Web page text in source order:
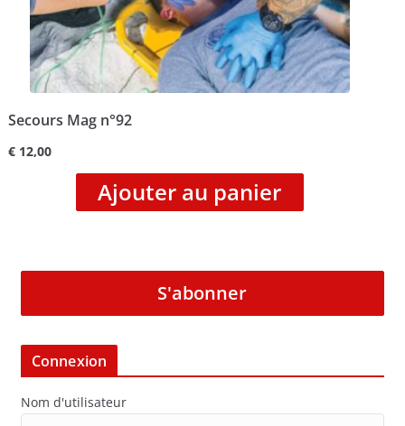
Secours Mag n°92
€12,00
Ajouter au panier
S'abonner
Connexion
Nom d'utilisateur